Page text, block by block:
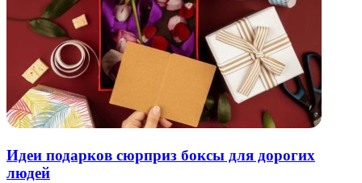
Идеи подарков сюрприз боксы для дорогих
людей